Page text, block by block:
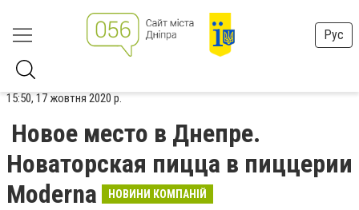
Рус
15:50, 17 жовтня 2020 р.
Новое место в Днепре.
Новаторская пицца в пиццерии
Moderna
НОВИНИ КОМПАНІЙ